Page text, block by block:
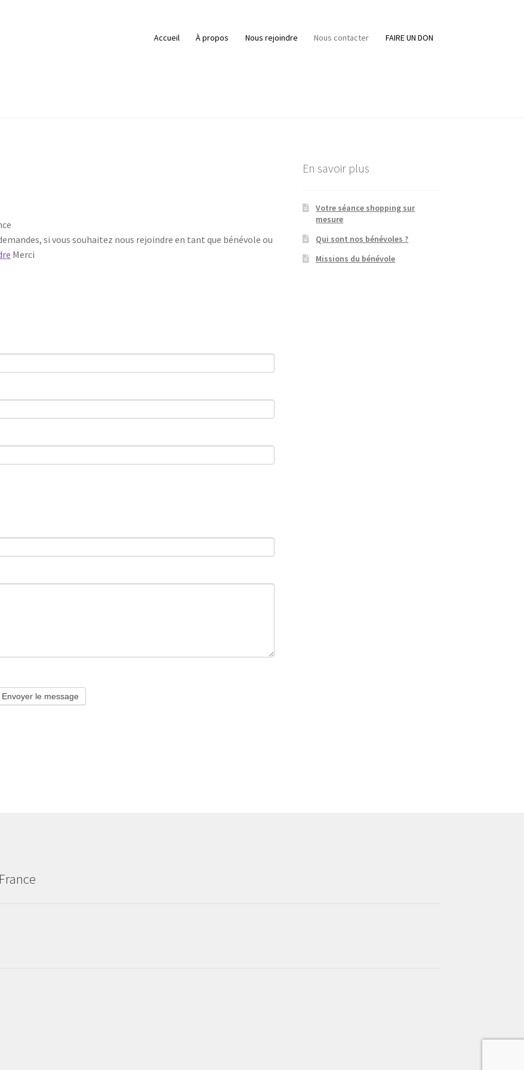
Accueil À propos Nous rejoindre Nous contacter FAIRE UN DON
si vous souhaitez nous rejoindre en tant que bénévole ou
Merci
En savoir plus
Votre séance shopping sur
mesure
Qui sont nos bénévoles ?
Missions du bénévole